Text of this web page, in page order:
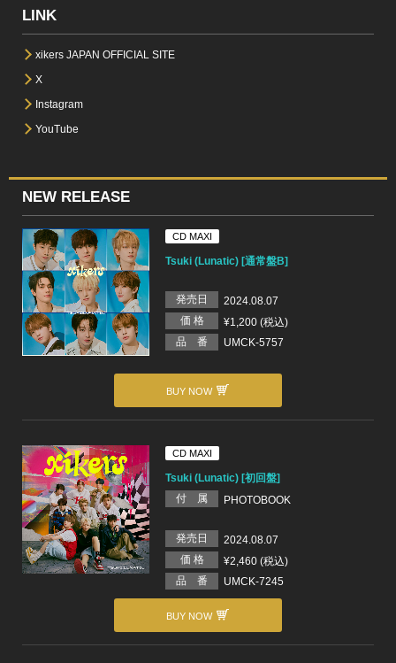
LINK
xikers JAPAN OFFICIAL SITE
X
Instagram
YouTube
NEW RELEASE
CD MAXI
Tsuki (Lunatic) [通常盤B]
発売日
2024.08.07
価 格
¥1,200 (税込)
品 番
UMCK-5757
BUY NOW
CD MAXI
Tsuki (Lunatic) [初回盤]
付 属
PHOTOBOOK
発売日
2024.08.07
価 格
¥2,460 (税込)
品 番
UMCK-7245
BUY NOW